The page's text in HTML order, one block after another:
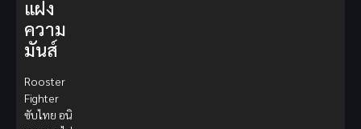
แฝง
ความ
มันส์
Rooster
Fighter
ซับไทย อนิ